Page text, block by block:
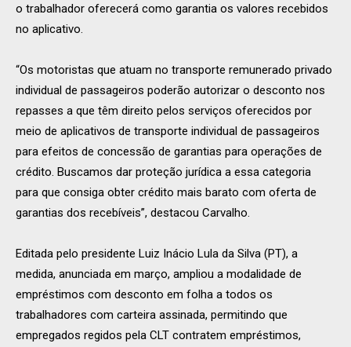
o trabalhador oferecerá como garantia os valores recebidos
no aplicativo.
“Os motoristas que atuam no transporte remunerado privado
individual de passageiros poderão autorizar o desconto nos
repasses a que têm direito pelos serviços oferecidos por
meio de aplicativos de transporte individual de passageiros
para efeitos de concessão de garantias para operações de
crédito. Buscamos dar proteção jurídica a essa categoria
para que consiga obter crédito mais barato com oferta de
garantias dos recebíveis”, destacou Carvalho.
Editada pelo presidente Luiz Inácio Lula da Silva (PT), a
medida, anunciada em março, ampliou a modalidade de
empréstimos com desconto em folha a todos os
trabalhadores com carteira assinada, permitindo que
empregados regidos pela CLT contratem empréstimos,